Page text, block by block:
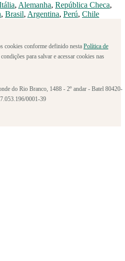
, Alemanha, República Checa,
, Brasil, Argentina, Perú, Chile
cookies conforme definido nesta Política de
para salvar e acessar cookies nas
do Rio Branco, 1488 - 2º andar - Batel 80420-
0001-39